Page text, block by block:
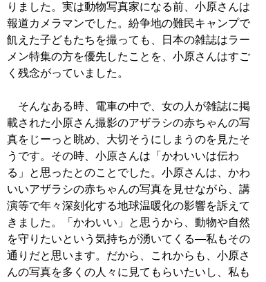
りました。実は動物写真家になる前、小原さんは
報道カメラマンでした。紛争地の難民キャンプで
飢えた子どもたちを撮っても、日本の雑誌はラー
メン特集の方を優先したことを、小原さんはすご
く残念がっていました。
そんなある時、電車の中で、女の人が雑誌に掲
載された小原さん撮影のアザラシの赤ちゃんの写
真をじーっと眺め、大切そうにしまうのを見たそ
うです。その時、小原さんは「かわいいは伝わ
る」と思ったとのことでした。小原さんは、かわ
いいアザラシの赤ちゃんの写真を見せながら、講
演等で年々深刻化する地球温暖化の影響を訴えて
きました。「かわいい」と思うから、動物や自然
を守りたいという気持ちが湧いてくる―私もその
通りだと思います。だから、これからも、小原さ
んの写真を多くの人々に見てもらいたいし、私も